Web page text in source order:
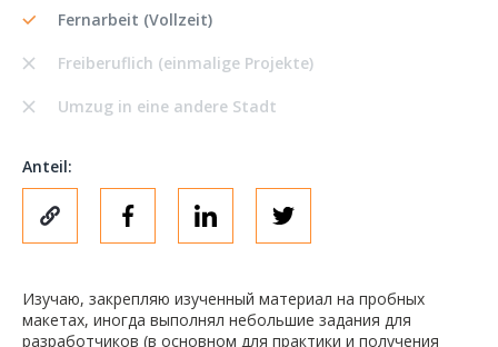
Fernarbeit (Vollzeit)
Freiberuflich (einmalige Projekte)
Umzug in eine andere Stadt
Anteil:
Изучаю, закрепляю изученный материал на пробных
макетах, иногда выполнял небольшие задания для
разработчиков (в основном для практики и получения